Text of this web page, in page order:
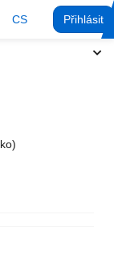
CS Přihlásit